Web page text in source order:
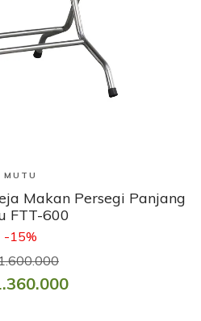
Produk
MUTU
Makan Persegi Panjang
FTT-600
-15%